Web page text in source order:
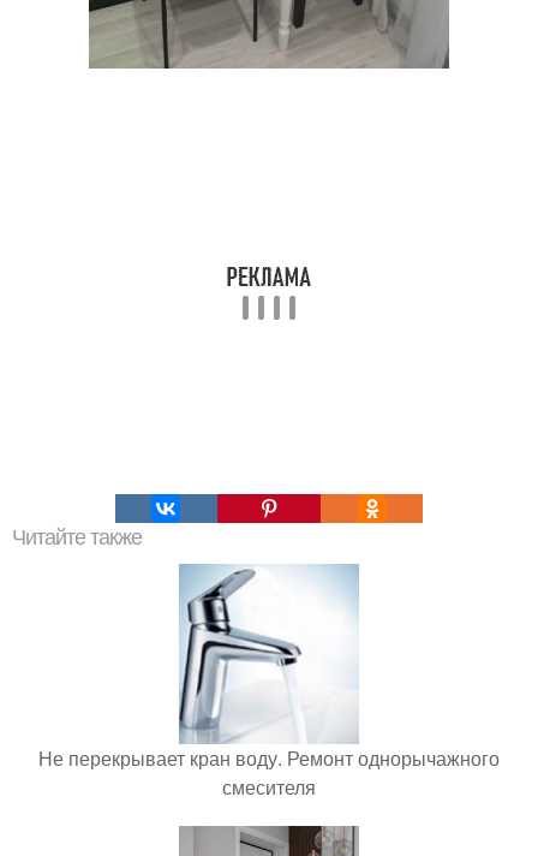
Читайте также
Не перекрывает кран воду. Ремонт однорычажного
смесителя